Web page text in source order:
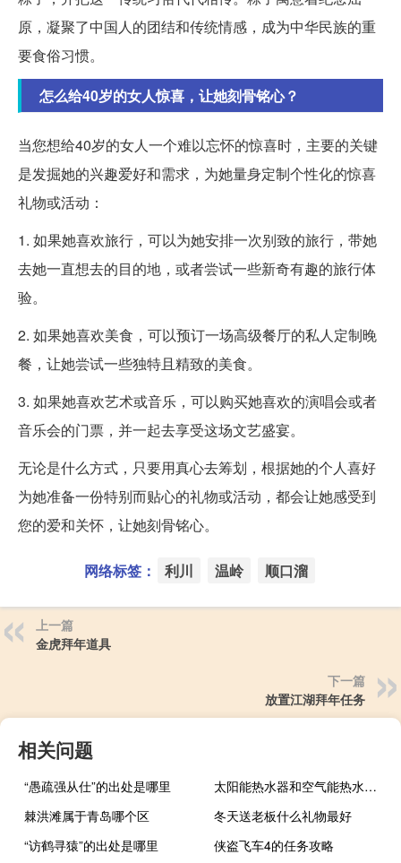
原，凝聚了中国人的团结和传统情感，成为中华民族的重
要食俗习惯。
怎么给40岁的女人惊喜，让她刻骨铭心？
当您想给40岁的女人一个难以忘怀的惊喜时，主要的关键
是发掘她的兴趣爱好和需求，为她量身定制个性化的惊喜
礼物或活动：
1. 如果她喜欢旅行，可以为她安排一次别致的旅行，带她
去她一直想去的目的地，或者尝试一些新奇有趣的旅行体
验。
2. 如果她喜欢美食，可以预订一场高级餐厅的私人定制晚
餐，让她尝试一些独特且精致的美食。
3. 如果她喜欢艺术或音乐，可以购买她喜欢的演唱会或者
音乐会的门票，并一起去享受这场文艺盛宴。
无论是什么方式，只要用真心去筹划，根据她的个人喜好
为她准备一份特别而贴心的礼物或活动，都会让她感受到
您的爱和关怀，让她刻骨铭心。
网络标签： 利川 温岭 顺口溜
上一篇
金虎拜年道具
下一篇
放置江湖拜年任务
相关问题
“愚疏强从仕”的出处是哪里
太阳能热水器和空气能热水器哪个比较好
棘洪滩属于青岛哪个区
冬天送老板什么礼物最好
“访鹤寻猿”的出处是哪里
侠盗飞车4的任务攻略